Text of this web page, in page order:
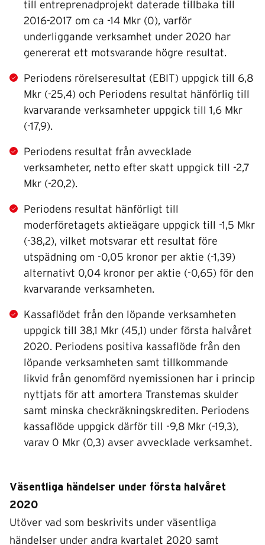
till entreprenadprojekt daterade tillbaka till
2016-2017 om ca -14 Mkr (0), varför
underliggande verksamhet under 2020 har
genererat ett motsvarande högre resultat.
Periodens rörelseresultat (EBIT) uppgick till 6,8
Mkr (-25,4) och Periodens resultat hänförlig till
kvarvarande verksamheter uppgick till 1,6 Mkr
(-17,9).
Periodens resultat från avvecklade
verksamheter, netto efter skatt uppgick till -2,7
Mkr (-20,2).
Periodens resultat hänförligt till
moderföretagets aktieägare uppgick till -1,5 Mkr
(-38,2), vilket motsvarar ett resultat före
utspädning om -0,05 kronor per aktie (-1,39)
alternativt 0,04 kronor per aktie (-0,65) för den
kvarvarande verksamheten.
Kassaflödet från den löpande verksamheten
uppgick till 38,1 Mkr (45,1) under första halvåret
2020. Periodens positiva kassaflöde från den
löpande verksamheten samt tillkommande
likvid från genomförd nyemissionen har i princip
nyttjats för att amortera Transtemas skulder
samt minska checkräkningskrediten. Periodens
kassaflöde uppgick därför till -9,8 Mkr (-19,3),
varav 0 Mkr (0,3) avser avvecklade verksamhet.
Väsentliga händelser under första halvåret
2020
Utöver vad som beskrivits under väsentliga
händelser under andra kvartalet 2020 samt